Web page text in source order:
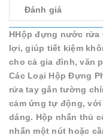
Đánh giá
HHộp đựng nước
lợi, giúp tiết kiệm
cho cả gia đình, văn
Các Loại Hộp Đựng
rửa tay gắn tường
cảm ứng tự động,
dáng. Hộp nhấn thủ
nhấn một nút hoặc